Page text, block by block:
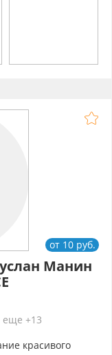
Манин
от 10 руб.
еще +13
красивого